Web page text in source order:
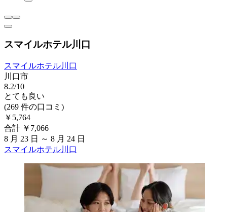
スマイルホテル川口
スマイルホテル川口
川口市
8.2/10
とても良い
(269 件の口コミ)
￥5,764
合計 ￥7,066
8 月 23 日 ～ 8 月 24 日
スマイルホテル川口